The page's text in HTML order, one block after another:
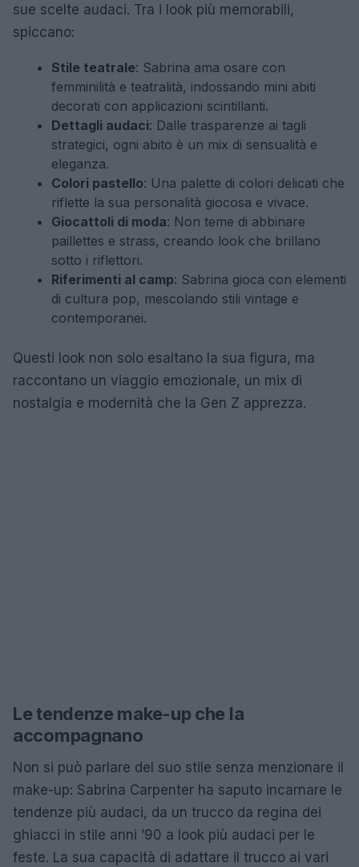
sue scelte audaci. Tra i look più memorabili,
spiccano:
Stile teatrale: Sabrina ama osare con
femminilità e teatralità, indossando mini abiti
decorati con applicazioni scintillanti.
Dettagli audaci: Dalle trasparenze ai tagli
strategici, ogni abito è un mix di sensualità e
eleganza.
Colori pastello: Una palette di colori delicati che
riflette la sua personalità giocosa e vivace.
Giocattoli di moda: Non teme di abbinare
paillettes e strass, creando look che brillano
sotto i riflettori.
Riferimenti al camp: Sabrina gioca con elementi
di cultura pop, mescolando stili vintage e
contemporanei.
Questi look non solo esaltano la sua figura, ma
raccontano un viaggio emozionale, un mix di
nostalgia e modernità che la Gen Z apprezza.
Le tendenze make-up che la
accompagnano
Non si può parlare del suo stile senza menzionare il
make-up: Sabrina Carpenter ha saputo incarnare le
tendenze più audaci, da un trucco da regina dei
ghiacci in stile anni ’90 a look più audaci per le
feste. La sua capacità di adattare il trucco ai vari